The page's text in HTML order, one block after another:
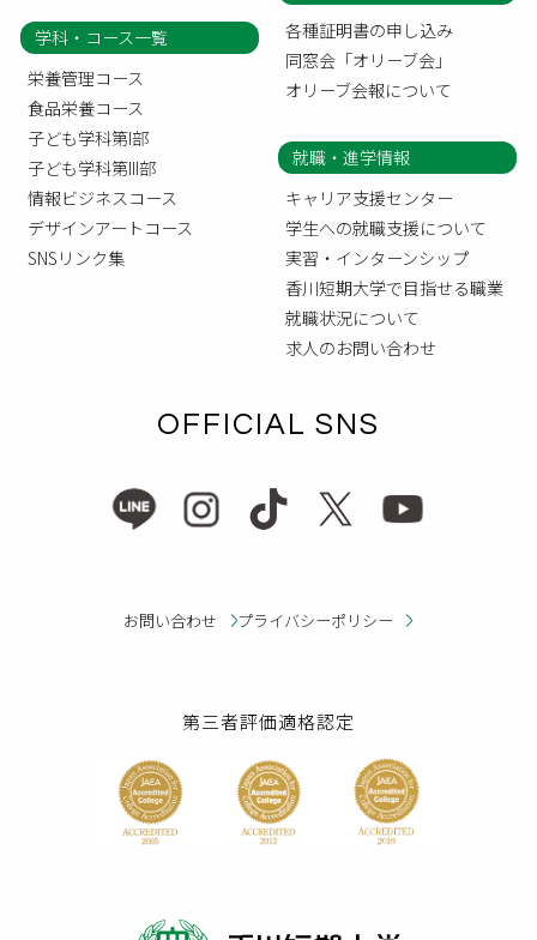
各種証明書の申し込み
同窓会「オリーブ会」
オリーブ会報について
学科・コース一覧
栄養管理コース
食品栄養コース
子ども学科第I部
子ども学科第III部
情報ビジネスコース
デザインアートコース
SNSリンク集
就職・進学情報
キャリア支援センター
学生への就職支援について
実習・インターンシップ
香川短期大学で目指せる職業
就職状況について
求人のお問い合わせ
OFFICIAL SNS
お問い合わせ プライバシーポリシー
第三者評価適格認定